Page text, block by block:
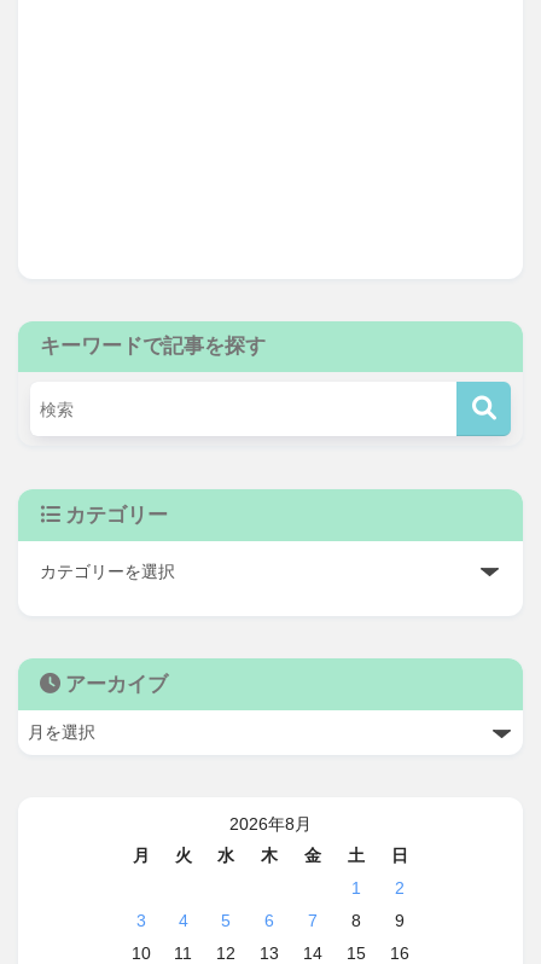
キーワードで記事を探す
カテゴリー
アーカイブ
2026年8月
月
火 水 木 金 土
日
1
2
3
4 5 6 7 8
9
10
11 12 13 14 15
16